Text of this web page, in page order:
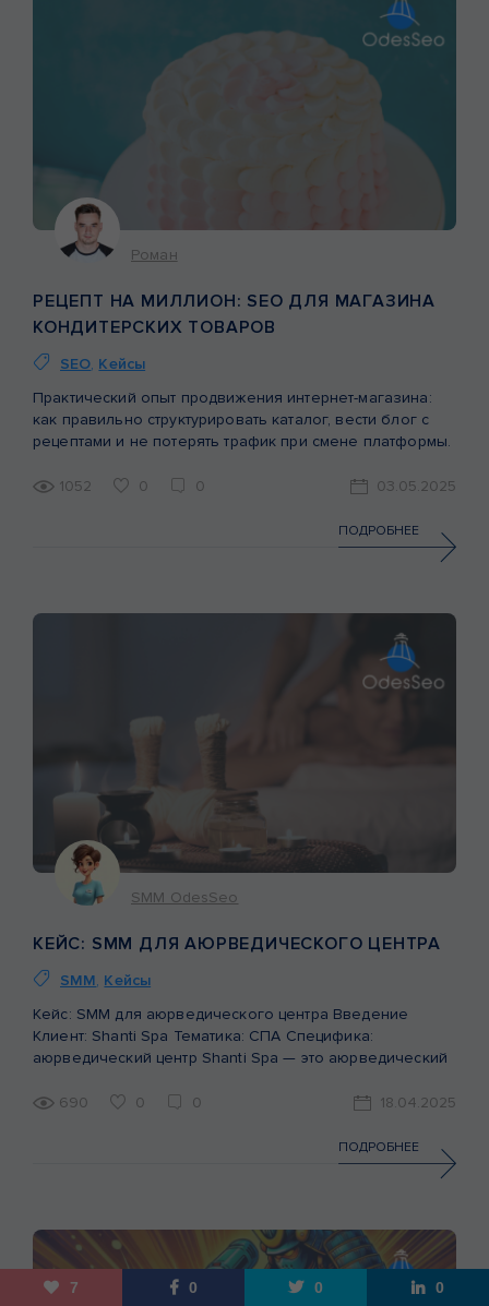
7 0 0 0
Роман
РЕЦЕПТ НА МИЛЛИОН: SEO ДЛЯ МАГАЗИНА
КОНДИТЕРСКИХ ТОВАРОВ
SEO, Кейсы
Практический опыт продвижения интернет-магазина:
как правильно структурировать каталог, вести блог с
рецептами и не потерять трафик при смене платформы.
1052 0 0 03.05.2025
ПОДРОБНЕЕ
SMM OdesSeo
КЕЙС: SMM ДЛЯ АЮРВЕДИЧЕСКОГО ЦЕНТРА
SMM, Кейсы
Кейс: SMM для аюрведического центра Введение
Клиент: Shanti Spa Тематика: СПА Специфика:
аюрведический центр Shanti Spa — это аюрведический
комплексах, где традиции Древней Индии гармонично
приходят за уникальной атмосферой, релаксацией,
восстановлением и духовными практиками. На момент
690 0 0 18.04.2025
ПОДРОБНЕЕ